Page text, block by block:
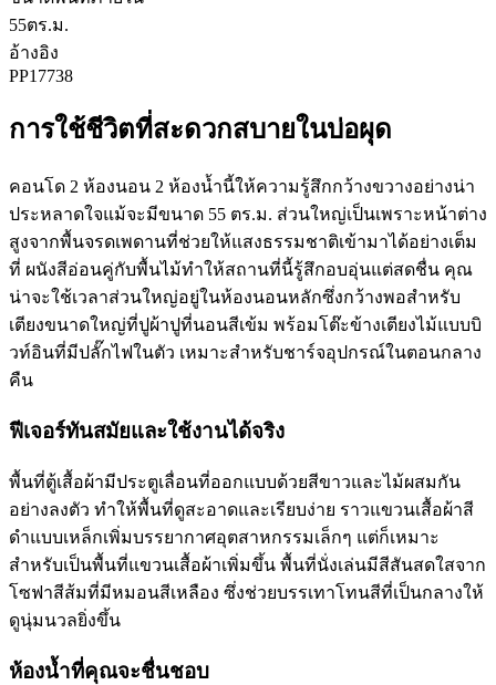
55ตร.ม.
อ้างอิง
PP17738
การใช้ชีวิตที่สะดวกสบายในบ่อผุด
คอนโด 2 ห้องนอน 2 ห้องน้ำนี้ให้ความรู้สึกกว้างขวางอย่างน่า
ประหลาดใจแม้จะมีขนาด 55 ตร.ม. ส่วนใหญ่เป็นเพราะหน้าต่าง
สูงจากพื้นจรดเพดานที่ช่วยให้แสงธรรมชาติเข้ามาได้อย่างเต็ม
ที่ ผนังสีอ่อนคู่กับพื้นไม้ทำให้สถานที่นี้รู้สึกอบอุ่นแต่สดชื่น คุณ
น่าจะใช้เวลาส่วนใหญ่อยู่ในห้องนอนหลักซึ่งกว้างพอสำหรับ
เตียงขนาดใหญ่ที่ปูผ้าปูที่นอนสีเข้ม พร้อมโต๊ะข้างเตียงไม้แบบบิ
วท์อินที่มีปลั๊กไฟในตัว เหมาะสำหรับชาร์จอุปกรณ์ในตอนกลาง
คืน
ฟีเจอร์ทันสมัยและใช้งานได้จริง
พื้นที่ตู้เสื้อผ้ามีประตูเลื่อนที่ออกแบบด้วยสีขาวและไม้ผสมกัน
อย่างลงตัว ทำให้พื้นที่ดูสะอาดและเรียบง่าย ราวแขวนเสื้อผ้าสี
ดำแบบเหล็กเพิ่มบรรยากาศอุตสาหกรรมเล็กๆ แต่ก็เหมาะ
สำหรับเป็นพื้นที่แขวนเสื้อผ้าเพิ่มขึ้น พื้นที่นั่งเล่นมีสีสันสดใสจาก
โซฟาสีส้มที่มีหมอนสีเหลือง ซึ่งช่วยบรรเทาโทนสีที่เป็นกลางให้
ดูนุ่มนวลยิ่งขึ้น
ห้องน้ำที่คุณจะชื่นชอบ